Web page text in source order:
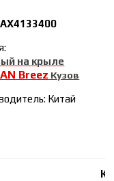
на крыле
Breez Кузов
Китай